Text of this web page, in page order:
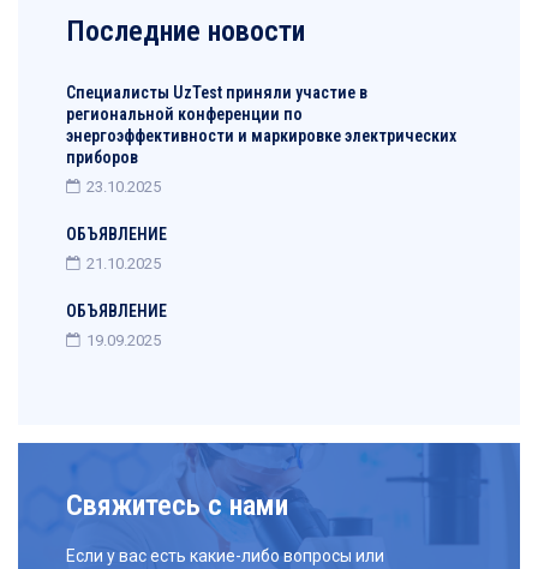
Последние новости
Специалисты UzTest приняли участие в
региональной конференции по
энергоэффективности и маркировке электрических
приборов
23.10.2025
ОБЪЯВЛЕНИЕ
21.10.2025
ОБЪЯВЛЕНИЕ
19.09.2025
Свяжитесь с нами
Если у вас есть какие-либо вопросы или